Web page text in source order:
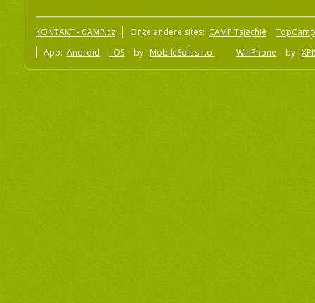
KONTAKT - CAMP.cz Onze andere sites: CAMP Tsjechië
App: Android iOS by MobileSoft s.r.o WinPhone by